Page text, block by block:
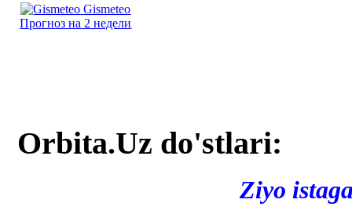
Gismeteo
Прогноз на 2 недели
Orbita.Uz do'stlari:
Ziyo